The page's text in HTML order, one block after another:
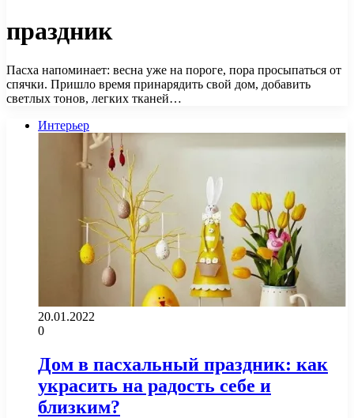
праздник
Пасха напоминает: весна уже на пороге, пора просыпаться от
спячки. Пришло время принарядить свой дом, добавить
светлых тонов, легких тканей…
Интерьер
20.01.2022
0
Дом в пасхальный праздник: как
украсить на радость себе и
близким?